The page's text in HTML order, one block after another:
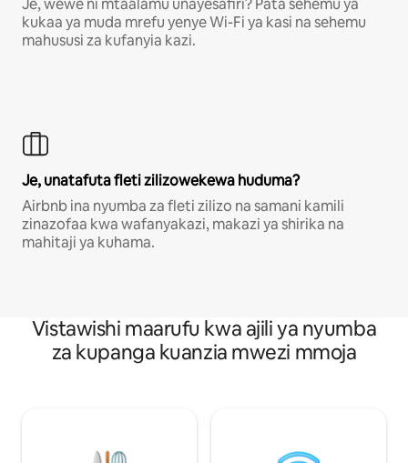
kukaa ya muda mrefu yenye Wi-Fi ya kasi na sehemu
mahususi za kufanyia kazi.
Je, unatafuta fleti zilizowekewa huduma?
Airbnb ina nyumba za fleti zilizo na samani kamili
zinazofaa kwa wafanyakazi, makazi ya shirika na
mahitaji ya kuhama.
Vistawishi maarufu kwa ajili ya nyumba
za kupanga kuanzia mwezi mmoja